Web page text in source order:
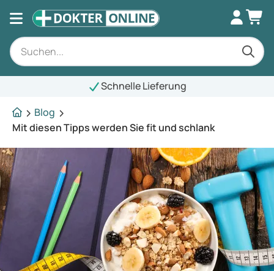
Schnelle Lieferung
Blog
Mit diesen Tipps werden Sie fit und schlank